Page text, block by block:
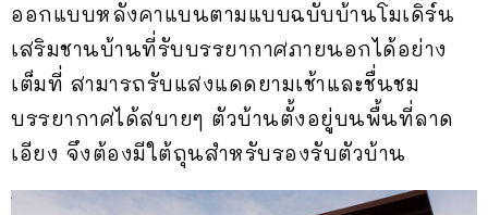
ออกแบบหลังคาแบนตามแบบฉบับบ้านโมเดิร์น
เสริมชานบ้านที่รับบรรยากาศภายนอกได้อย่าง
เต็มที่ สามารถรับแสงแดดยามเช้าและชื่นชม
บรรยากาศได้สบายๆ ตัวบ้านตั้งอยู่บนพื้นที่ลาด
เอียง จึงต้องมีใต้ถุนสำหรับรองรับตัวบ้าน